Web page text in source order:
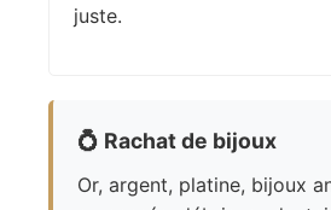
juste.
💍 Rachat de bijoux
Or, argent, platine, bijoux